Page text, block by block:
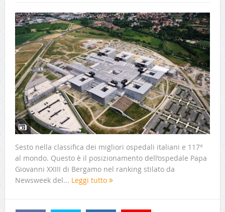
Sesto nella classifica dei migliori ospedali italiani e 117°
al mondo. Questo è il posizionamento dell’ospedale Papa
Giovanni XXIII di Bergamo nel ranking stilato da
Newsweek del... Leggi tutto